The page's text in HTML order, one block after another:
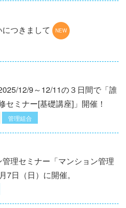
つきまして
12/9～12/11の３日間で「誰
セミナー[基礎講座]」開催！
管理組合
理セミナー「マンション管理
7⽇（⽇）に開催。